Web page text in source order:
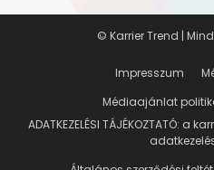
Impresszum
Médiaajánlat
ADATKEZELÉSI TÁJÉKOZTATÓ: a
© Karrier Trend |